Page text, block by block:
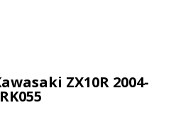
ZX10R 2004-